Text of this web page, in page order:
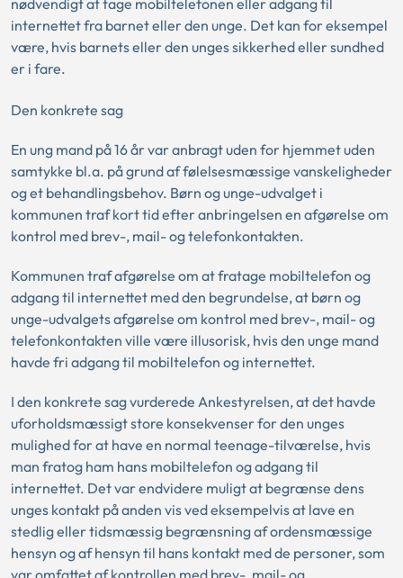
nødvendigt at tage mobiltelefonen eller adgang til
internettet fra barnet eller den unge. Det kan for eksempel
være, hvis barnets eller den unges sikkerhed eller sundhed
er i fare.
Den konkrete sag
En ung mand på 16 år var anbragt uden for hjemmet uden
samtykke bl.a. på grund af følelsesmæssige vanskeligheder
og et behandlingsbehov. Børn og unge-udvalget i
kommunen traf kort tid efter anbringelsen en afgørelse om
kontrol med brev-, mail- og telefonkontakten.
Kommunen traf afgørelse om at fratage mobiltelefon og
adgang til internettet med den begrundelse, at børn og
unge-udvalgets afgørelse om kontrol med brev-, mail- og
telefonkontakten ville være illusorisk, hvis den unge mand
havde fri adgang til mobiltelefon og internettet.
I den konkrete sag vurderede Ankestyrelsen, at det havde
uforholdsmæssigt store konsekvenser for den unges
mulighed for at have en normal teenage-tilværelse, hvis
man fratog ham hans mobiltelefon og adgang til
internettet. Det var endvidere muligt at begrænse dens
unges kontakt på anden vis ved eksempelvis at lave en
stedlig eller tidsmæssig begrænsning af ordensmæssige
hensyn og af hensyn til hans kontakt med de personer, som